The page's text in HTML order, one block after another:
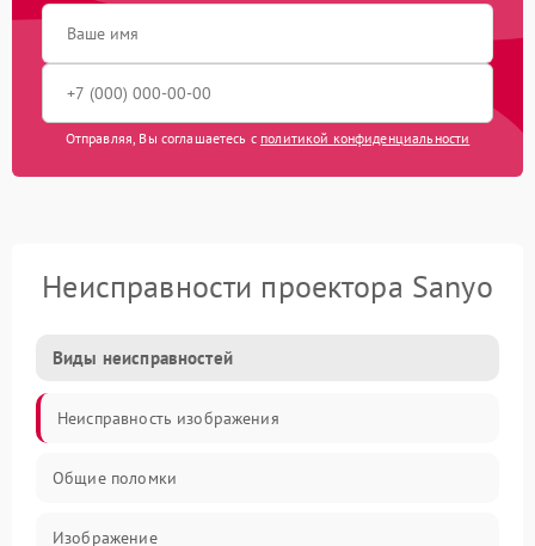
Отправляя, Вы соглашаетесь с политикой конфиденциальности
Неисправности проектора Sanyo
Виды неисправностей
Неисправность изображения
Общие поломки
Изображение